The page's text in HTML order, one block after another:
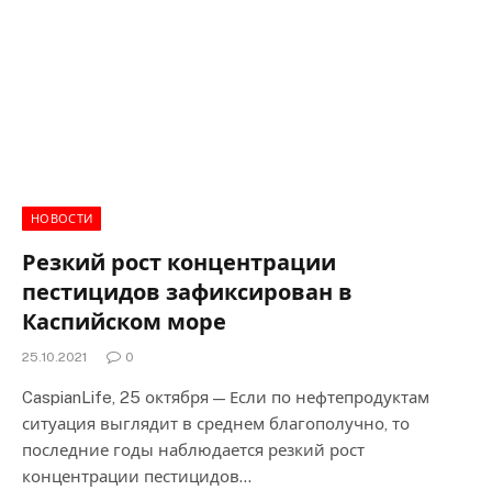
НОВОСТИ
Резкий рост концентрации
пестицидов зафиксирован в
Каспийском море
25.10.2021 0
CaspianLife, 25 октября — Если по нефтепродуктам
ситуация выглядит в среднем благополучно, то
последние годы наблюдается резкий рост
концентрации пестицидов…